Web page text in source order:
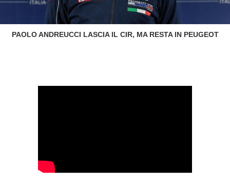
PAOLO ANDREUCCI LASCIA IL CIR, MA RESTA IN PEUGEOT